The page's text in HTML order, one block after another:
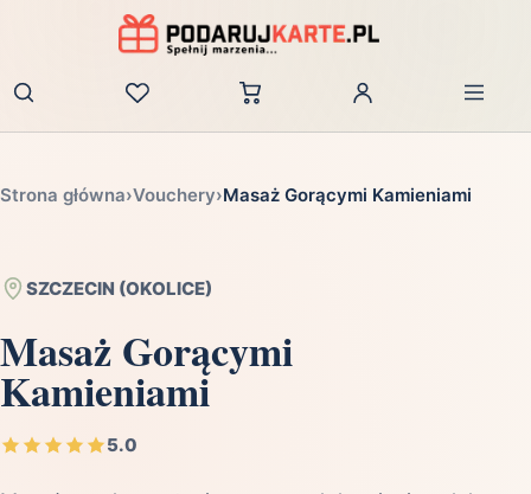
Zaloguj
Strona główna›Vouchery›Masaż Gorącymi Kamieniami
SZCZECIN (OKOLICE)
Masaż Gorącymi
Kamieniami
5.0